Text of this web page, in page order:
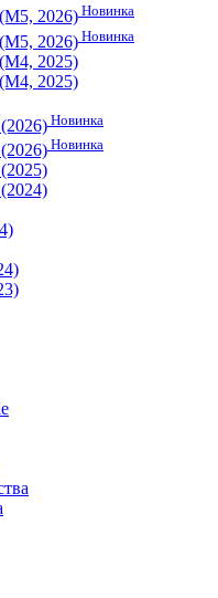
2026)Новинка
2026)Новинка
2025)
2025)
Новинка
Новинка